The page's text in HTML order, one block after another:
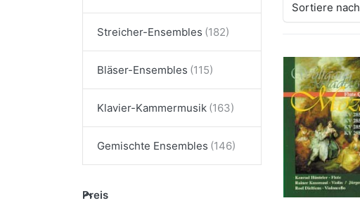
Streicher-Ensembles
Bläser-Ensembles
Klavier-Kammermusik
Gemischte Ensembles
Preis
Sortiere nach